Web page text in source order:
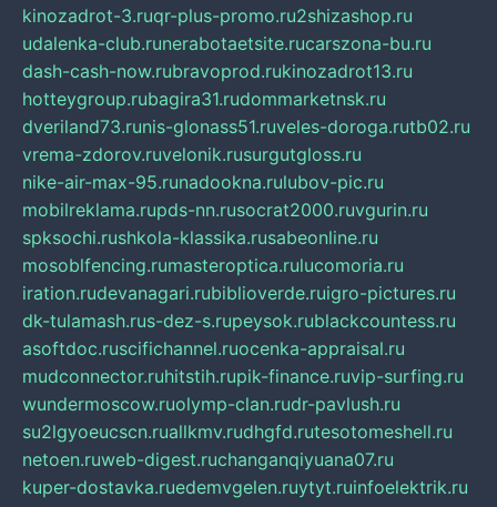
kinozadrot-3.ruqr-plus-promo.ru2shizashop.ru
udalenka-club.runerabotaetsite.rucarszona-bu.ru
dash-cash-now.rubravoprod.rukinozadrot13.ru
hotteygroup.rubagira31.rudommarketnsk.ru
dveriland73.runis-glonass51.ruveles-doroga.rutb02.ru
vrema-zdorov.ruvelonik.rusurgutgloss.ru
nike-air-max-95.runadookna.rulubov-pic.ru
mobilreklama.rupds-nn.rusocrat2000.ruvgurin.ru
spksochi.rushkola-klassika.rusabeonline.ru
mosoblfencing.rumasteroptica.rulucomoria.ru
iration.rudevanagari.rubiblioverde.ruigro-pictures.ru
dk-tulamash.rus-dez-s.rupeysok.rublackcountess.ru
asoftdoc.ruscifichannel.ruocenka-appraisal.ru
mudconnector.ruhitstih.rupik-finance.ruvip-surfing.ru
wundermoscow.ruolymp-clan.rudr-pavlush.ru
su2lgyoeucscn.ruallkmv.rudhgfd.rutesotomeshell.ru
netoen.ruweb-digest.ruchanganqiyuana07.ru
kuper-dostavka.ruedemvgelen.ruytyt.ruinfoelektrik.ru